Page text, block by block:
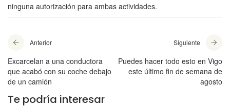
ninguna autorización para ambas actividades.
Anterior
Excarcelan a una conductora
que acabó con su coche debajo
de un camión
Siguiente
Puedes hacer todo esto en Vigo
este último fin de semana de
agosto
Te podría interesar